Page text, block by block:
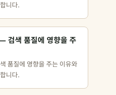
니다.
검색 품질에 영향을 주
품질에 영향을 주는 이유와
니다.